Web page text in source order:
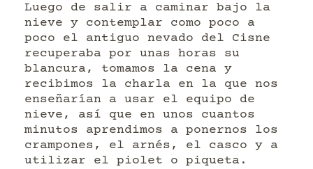
Luego de salir a caminar bajo la
nieve y contemplar como poco a
poco el antiguo nevado del Cisne
recuperaba por unas horas su
blancura, tomamos la cena y
recibimos la charla en la que nos
enseñarían a usar el equipo de
nieve, así que en unos cuantos
minutos aprendimos a ponernos los
crampones, el arnés, el casco y a
utilizar el piolet o piqueta.